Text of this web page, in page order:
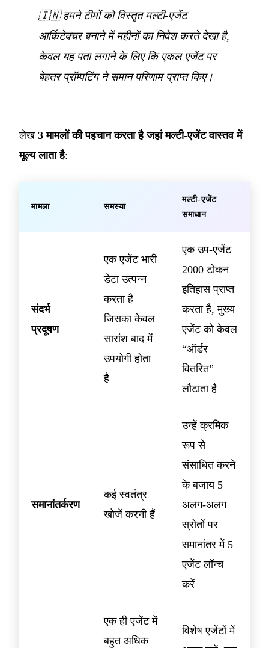
🇮🇳हमने टीमों को विस्तृत मल्टी-एजेंट
आर्किटेक्चर बनाने में महीनों का निवेश करते देखा है,
केवल यह पता लगाने के लिए कि एकल एजेंट पर
बेहतर प्रॉम्पटिंग ने समान परिणाम प्राप्त किए।
लेख 3 मामलों की पहचान करता है जहां मल्टी-एजेंट वास्तव में
मूल्य लाता है:
मामला समस्या
मल्टी-एजेंट
समाधान
संदर्भ
प्रदूषण
एक एजेंट भारी
डेटा उत्पन्न
करता है
जिसका केवल
सारांश बाद में
उपयोगी होता
है
एक उप-एजेंट
2000 टोकन
इतिहास प्राप्त
करता है, मुख्य
एजेंट को केवल
“ऑर्डर
वितरित”
लौटाता है
समानांतर्करण
कई स्वतंत्र
खोजें करनी हैं
उन्हें क्रमिक
रूप से
संसाधित करने
के बजाय 5
अलग-अलग
स्रोतों पर
समानांतर में 5
एजेंट लॉन्च
करें
एक ही एजेंट में
बहुत अधिक
विशेष एजेंटों में